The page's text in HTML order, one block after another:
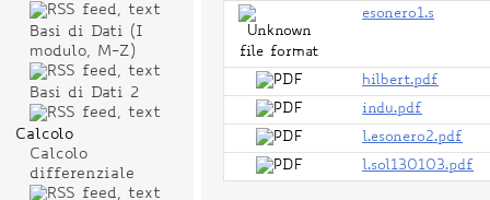
esonero1.s
hilbert.pdf
indu.pdf
l.esonero2.pdf
l.sol130103.pdf
Basi di Dati (I
modulo, M-Z)
Basi di Dati 2
Calcolo
Calcolo
differenziale